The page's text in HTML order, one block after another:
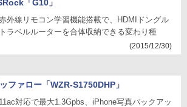
「G10」
外線リモコン学習機能搭載で、HDMIドングル
ラベルルーターを合体収納できる変わり種
(2015/12/30)
ファロー「WZR-S1750DHP」
対応で最大1.3Gpbs、iPhone写真バックアッ